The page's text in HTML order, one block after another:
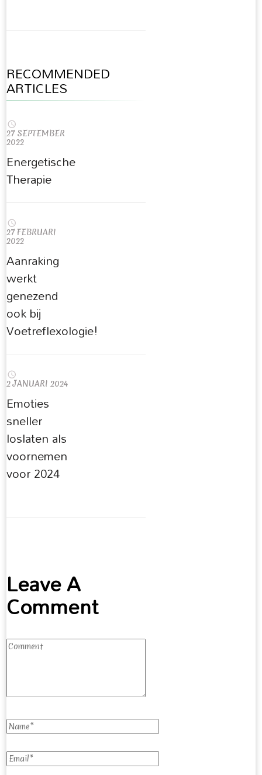
RECOMMENDED
ARTICLES
27 SEPTEMBER
2022
Energetische
Therapie
27 FEBRUARI
2022
Aanraking
werkt
genezend
ook bij
Voetreflexologie!
2 JANUARI 2024
Emoties
sneller
loslaten als
voornemen
voor 2024
Leave A
Comment